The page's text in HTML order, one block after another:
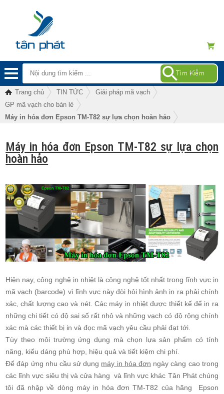
Trang chủ TIN TỨC
Giải pháp mã vạch
GP mã vạch cho bán lẻ
Máy in hóa đơn Epson TM-T82 sự lựa chọn hoàn hảo
Máy in hóa đơn Epson TM-T82 sự lựa chọn
hoàn hảo
Hiện nay, công nghệ in nhiệt là công nghệ tốt nhất trong lĩnh vực in
mã vạch (barcode) vì lĩnh vực này đòi hỏi hình ảnh in ra phải chính
xác, chất lượng cao và nét. Các máy in nhiệt được thiết kế để in ra
những chi tiết có độ sai số rất nhỏ và những vạch có độ rộng chính
xác mà các thiết bị in và đọc mã vạch yêu cầu phải đạt tới.
Tùy theo môi trường ứng dụng mà chọn lựa sản phẩm có tính
năng, kiểu dáng phù hợp, hiệu quả và tiết kiệm chi phí.
Để đáp ứng nhu cầu sử dụng máy in hóa đơn ngày càng cao trong
các lĩnh vực siêu thị và cửa hàng và lĩnh vực khác Tân Phát chúng
tôi đã nhập về dòng máy in hóa đơn TM-T82 của hãng Epson